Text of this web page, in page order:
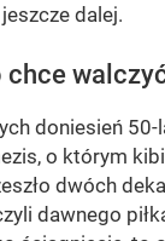
dalej.
doniesień
o którym
dwóch
dawnego